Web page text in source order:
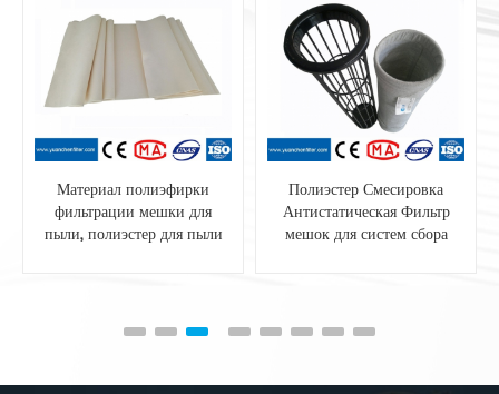
Материал полиэфирки
фильтрации мешки для
пыли, полиэстер для пыли
Полиэстер Смесировка
Антистатическая Фильтр
мешок для систем сбора